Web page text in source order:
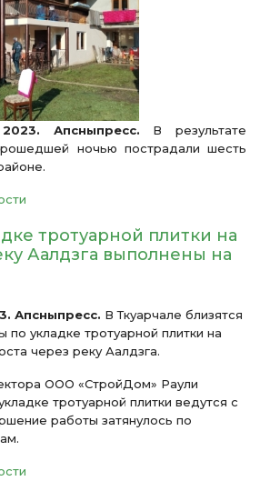
Апсныпресс. В результате
ночью пострадали шесть
тротуарной плитки на
Аалдзга выполнены на
Апсныпресс. В Ткуарчале близятся
укладке тротуарной плитки на
через реку Аалдзга.
ООО «СтройДом» Раули
тротуарной плитки ведутся с
работы затянулось по